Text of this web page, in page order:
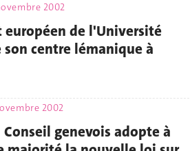
2002
de l'Université
son centre lémanique à
2002
Conseil genevois adopte à